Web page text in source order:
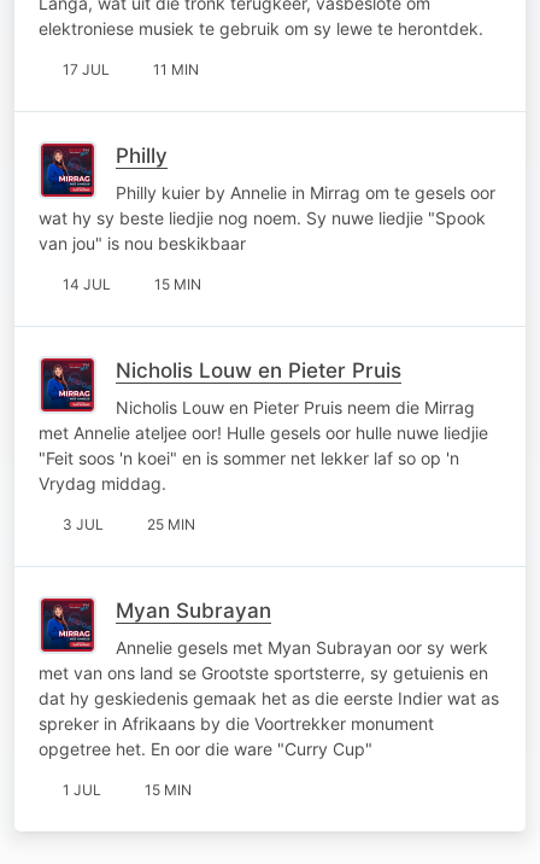
elektroniese musiek te gebruik om sy lewe te herontdek.
17 JUL 11 MIN
Philly
Philly kuier by Annelie in Mirrag om te gesels oor
wat hy sy beste liedjie nog noem. Sy nuwe liedjie "Spook
van jou" is nou beskikbaar
14 JUL 15 MIN
Nicholis Louw en Pieter Pruis
Nicholis Louw en Pieter Pruis neem die Mirrag
met Annelie ateljee oor! Hulle gesels oor hulle nuwe liedjie
"Feit soos 'n koei" en is sommer net lekker laf so op 'n
Vrydag middag.
3 JUL 25 MIN
Myan Subrayan
Annelie gesels met Myan Subrayan oor sy werk
met van ons land se Grootste sportsterre, sy getuienis en
dat hy geskiedenis gemaak het as die eerste Indier wat as
spreker in Afrikaans by die Voortrekker monument
opgetree het. En oor die ware "Curry Cup"
1 JUL 15 MIN